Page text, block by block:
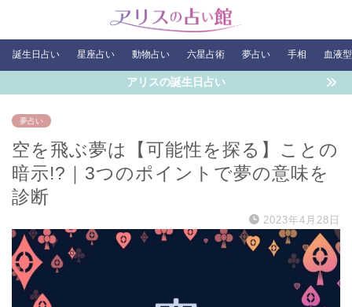
誕生日占い 星座占い 動物占い 六星占術 夢占い 手相 血液
アリスの誕生日占い
夢占い
空を飛ぶ夢は【可能性を探る】ことの
暗示!?｜3つのポイントで夢の意味を
診断
2023年4月28日